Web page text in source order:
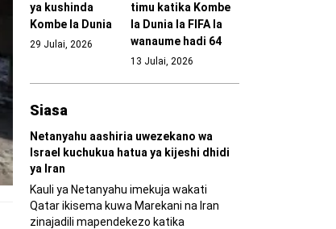
ya kushinda
Kombe la Dunia
29 Julai, 2026
timu katika Kombe
la Dunia la FIFA la
wanaume hadi 64
13 Julai, 2026
Siasa
Netanyahu aashiria uwezekano wa
Israel kuchukua hatua ya kijeshi dhidi
ya Iran
Kauli ya Netanyahu imekuja wakati
Qatar ikisema kuwa Marekani na Iran
zinajadili mapendekezo katika